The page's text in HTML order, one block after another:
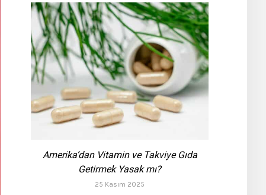
Amerika’dan Vitamin ve Takviye Gıda
Getirmek Yasak mı?
25 Kasım 2025